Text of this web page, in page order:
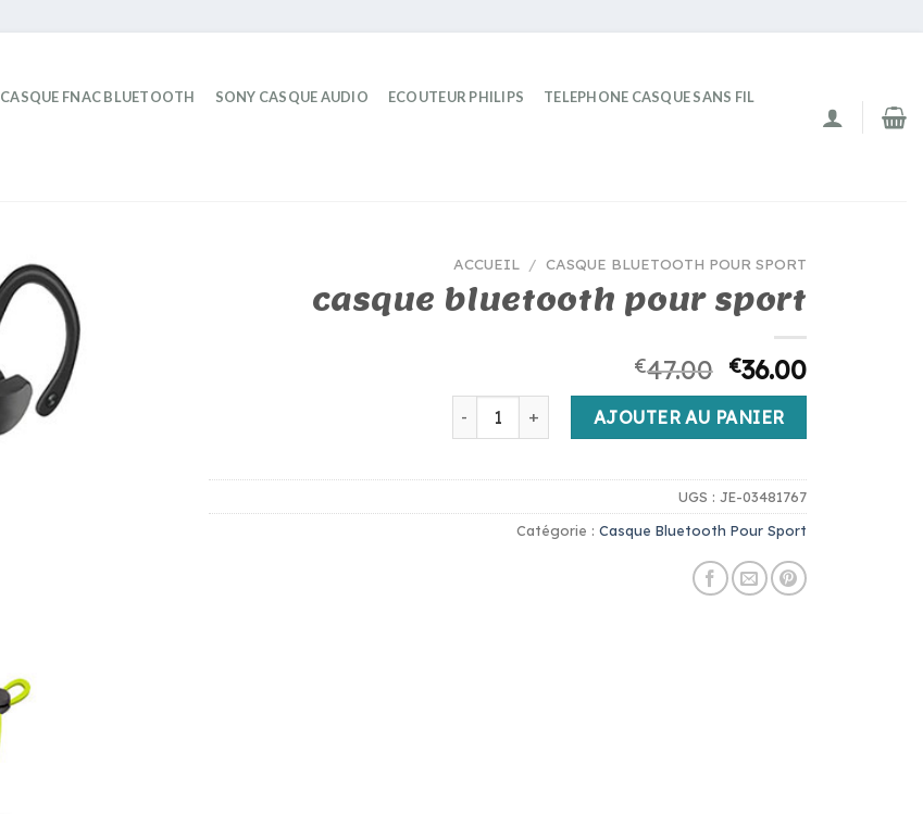
CASQUE FNAC BLUETOOTH SONY CASQUE AUDIO ECOUTEUR PHILIPS TELEPHONE CASQUE SANS FIL
ACCUEIL / CASQUE BLUETOOTH POUR SPORT
casque bluetooth pour sport
€47.00 €36.00
quantité de casque bluetooth pour sport
AJOUTER AU PANIER
UGS : JE-03481767
Catégorie : Casque Bluetooth Pour Sport